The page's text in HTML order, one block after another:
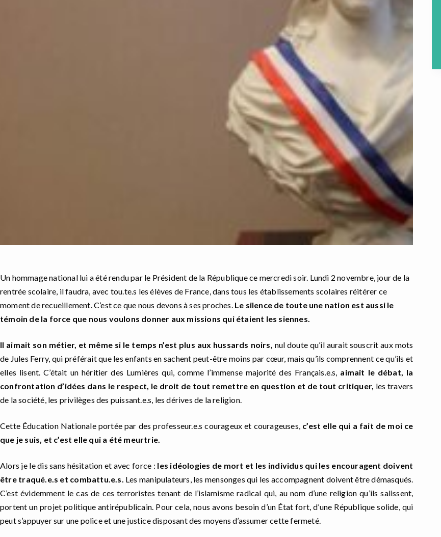
Un hommage national lui a été rendu par le Président de la République ce mercredi soir. Lundi 2 novembre, jour de la
rentrée scolaire, il faudra, avec tou.te.s les élèves de France, dans tous les établissements scolaires réitérer ce
moment de recueillement. C’est ce que nous devons à ses proches. Le silence de toute une nation est aussi le
témoin de la force que nous voulons donner aux missions qui étaient les siennes.
Il aimait son métier, et même si le temps n’est plus aux hussards noirs, nul doute qu’il aurait souscrit aux mots
de Jules Ferry, qui préférait que les enfants en sachent peut-être moins par cœur, mais qu’ils comprennent ce qu’ils et
elles lisent. C’était un héritier des Lumières qui, comme l’immense majorité des Français.e.s, aimait le débat, la
confrontation d’idées dans le respect, le droit de tout remettre en question et de tout critiquer, les travers
de la société, les privilèges des puissant.e.s, les dérives de la religion.
Cette Éducation Nationale portée par des professeur.e.s courageux et courageuses, c’est elle qui a fait de moi ce
que je suis, et c’est elle qui a été meurtrie.
Alors je le dis sans hésitation et avec force : les idéologies de mort et les individus qui les encouragent doivent
être traqué.e.s et combattu.e.s. Les manipulateurs, les mensonges qui les accompagnent doivent être démasqués.
C’est évidemment le cas de ces terroristes tenant de l’islamisme radical qui, au nom d’une religion qu’ils salissent,
portent un projet politique antirépublicain. Pour cela, nous avons besoin d’un État fort, d’une République solide, qui
peut s’appuyer sur une police et une justice disposant des moyens d’assumer cette fermeté.